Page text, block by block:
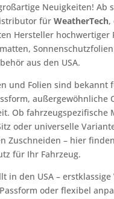
Neuigkeiten! Ab
für WeatherTech,
Hersteller hochwertiger
aus den USA.
und Folien sind bekannt
außergewöhnliche
Ob fahrzeugspezifische
oder universelle
Zuschneiden – hier
für Ihr Fahrzeug.
in den USA –
oder flexibel